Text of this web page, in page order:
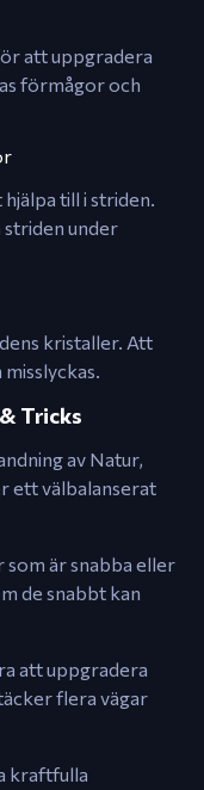
att uppgradera
förmågor och
till i striden.
striden under
kristaller. Att
Tricks
av Natur,
ett välbalanserat
är snabba eller
de snabbt kan
att uppgradera
flera vägar
kraftfulla